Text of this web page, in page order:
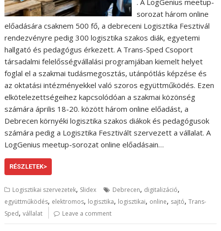
. A LogGenius meetup-
sorozat három online
előadására csaknem 500 fő, a debreceni Logisztika Fesztivál
rendezvényre pedig 300 logisztika szakos diák, egyetemi
hallgató és pedagógus érkezett. A Trans-Sped Csoport
társadalmi felelősségvállalási programjában kiemelt helyet
foglal el a szakmai tudásmegosztás, utánpótlás képzése és
az oktatási intézményekkel való szoros együttműködés. Ezen
elkötelezettségeihez kapcsolódóan a szakmai közönség
számára április 18-20. között három online előadást, a
Debrecen környéki logisztika szakos diákok és pedagógusok
számára pedig a Logisztika Fesztivált szervezett a vállalat. A
LogGenius meetup-sorozat online előadásain…
RÉSZLETEK>
Logisztikai szervezetek, Slidex Debrecen, digitalizáció,
együttműködés, elektromos, logisztika, logisztikai, online, sajtó,Trans-
Sped,vállalat Leave a comment